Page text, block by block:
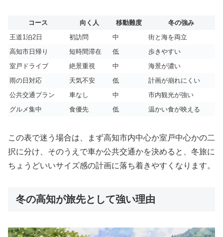
コース 向く人 移動難度
冬の強み
王道1泊2日
初訪問 中
街と海を両立
高知市日帰り
短時間滞在 低
歩きやすい
室戸ドライブ
絶景重視 中
海景が濃い
雨の日対応
天気不安 低
計画が崩れにくい
公共交通プラン
車なし 中
市内観光が強い
グルメ集中
食優先 低 温かい食が映える
この表で迷う場合は、まず高知市内中心か室戸中心かの二
択に分け、そのうえで車か公共交通かを決めると、冬旅に
ちょうどいいサイズ感の計画に落ち着きやすくなります。
冬の高知が旅先として強い理由